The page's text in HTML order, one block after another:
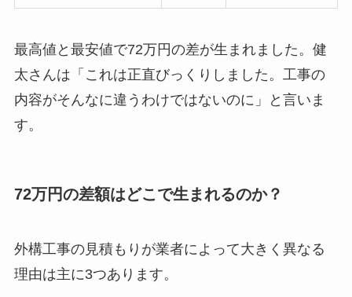
最高値と最安値で72万円の差が生まれました。健
太さんは「これは正直びっくりしました。工事の
内容がそんなに違うわけではないのに」と言いま
す。
72万円の差額はどこで生まれるのか？
外構工事の見積もりが業者によって大きく異なる
理由は主に3つあります。